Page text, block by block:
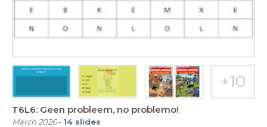
T6L6: Geen probleem, no problemo!
March 2026- 14 slides